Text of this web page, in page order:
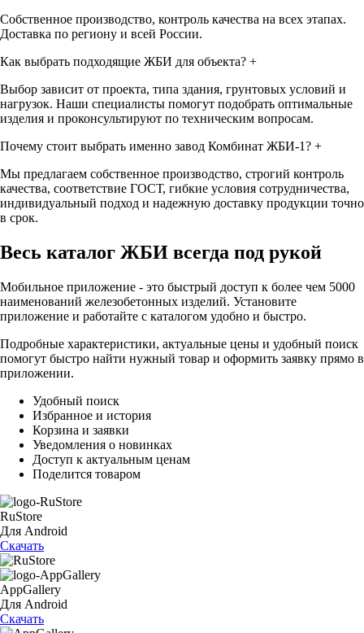
Собственное производство, контроль качества на всех этапах.
Доставка по региону и всей России.
Как выбрать подходящие ЖБИ для объекта? +
Выбор зависит от проекта, типа здания, грунтовых условий и
нагрузок. Наши специалисты помогут подобрать оптимальные
изделия и проконсультируют по техническим вопросам.
Почему стоит выбрать именно завод Комбинат ЖБИ-1? +
Мы предлагаем собственное производство, строгий контроль
качества, соответствие ГОСТ, гибкие условия сотрудничества,
индивидуальный подход и надежную доставку продукции точно
в срок.
Весь каталог ЖБИ всегда под рукой
Мобильное приложение - это быстрый доступ к более чем 5000
наименований железобетонных изделий. Установите
приложение и работайте с каталогом удобно и быстро.
Подробные характеристики, актуальные цены и удобный поиск
помогут быстро найти нужный товар и оформить заявку прямо в
приложении.
Удобный поиск
Избранное и история
Корзина и заявки
Уведомления о новинках
Доступ к актуальным ценам
Поделится товаром
RuStore
Для Android
Скачать
AppGallery
Для Android
Скачать